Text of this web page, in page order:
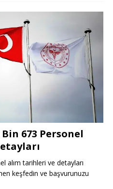
Bin 673 Personel
alım tarihleri ve detayları
keşfedin ve başvurunuzu